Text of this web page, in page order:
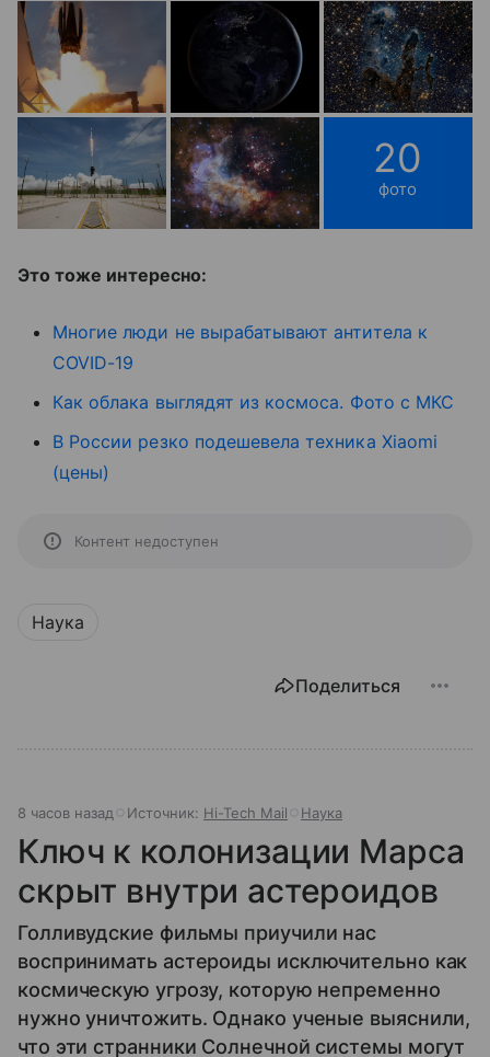
20
фото
Это тоже интересно:
Многие люди не вырабатывают антитела к
COVID-19
Как облака выглядят из космоса. Фото с МКС
В России резко подешевела техника Xiaomi
(цены)
Контент недоступен
Наука
Поделиться
8 часов назад Источник: Hi-Tech Mail Наука
Ключ к колонизации Марса
скрыт внутри астероидов
Голливудские фильмы приучили нас
воспринимать астероиды исключительно как
космическую угрозу, которую непременно
нужно уничтожить. Однако ученые выяснили,
что эти странники Солнечной системы могут